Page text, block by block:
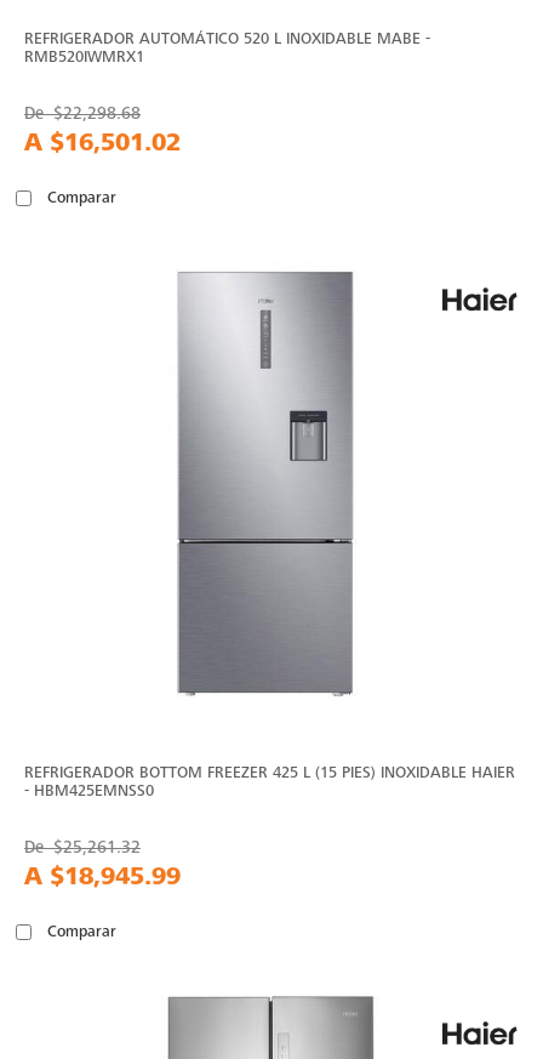
REFRIGERADOR AUTOMÁTICO 520 L INOXIDABLE MABE -
RMB520IWMRX1
De$22,298.68
A $16,501.02
Comparar
REFRIGERADOR BOTTOM FREEZER 425 L (15 PIES) INOXIDABLE HAIER
- HBM425EMNSS0
De$25,261.32
A $18,945.99
Comparar